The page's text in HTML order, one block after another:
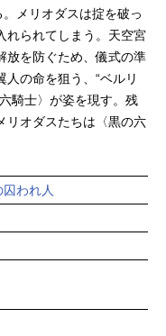
メリオダスは掟を破っ
れられてしまう。天空宮
放を防ぐため、儀式の準
の命を狙う、“ベルリ
騎士〉が姿を現す。残
リオダスたちは〈黒の六
われ人